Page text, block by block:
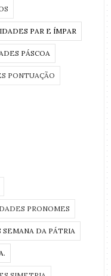
PAR E ÍMPAR
PÁSCOA
PONTUAÇÃO
PRONOMES
DA PÁTRIA